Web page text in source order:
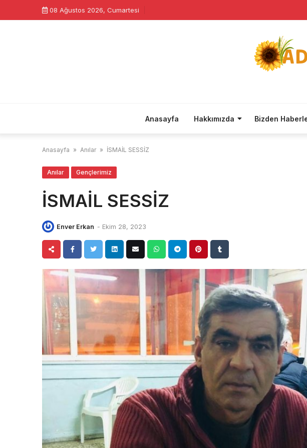
08 Ağustos 2026, Cumartesi
Anasayfa Hakkımızda Bizden
Anasayfa » Anılar » İSMAİL SESSİZ
Anılar Gençlerimiz
İSMAİL SESSİZ
Enver Erkan - Ekim 28, 2023